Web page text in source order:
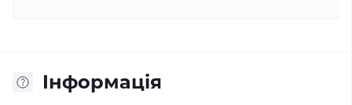
Iнформація